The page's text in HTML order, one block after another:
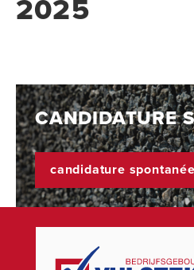
2025
CANDIDATURE
candidature spontanée